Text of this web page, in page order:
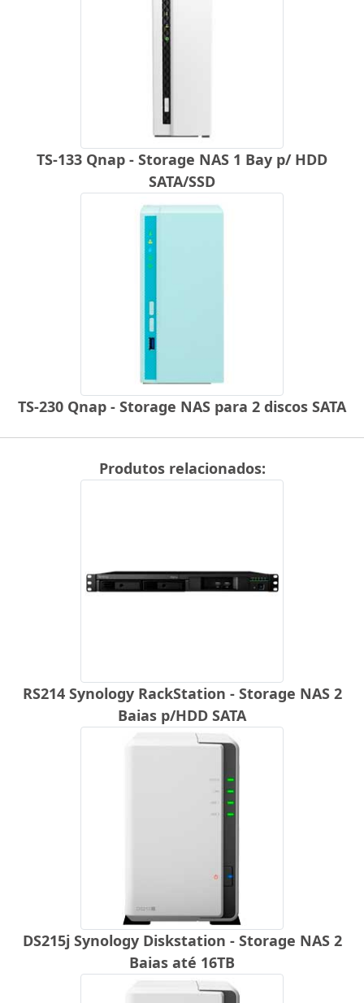
TS-133 Qnap - Storage NAS 1 Bay p/ HDD
SATA/SSD
TS-230 Qnap - Storage NAS para 2 discos SATA
Produtos relacionados:
RS214 Synology RackStation - Storage NAS 2
Baias p/HDD SATA
DS215j Synology Diskstation - Storage NAS 2
Baias até 16TB